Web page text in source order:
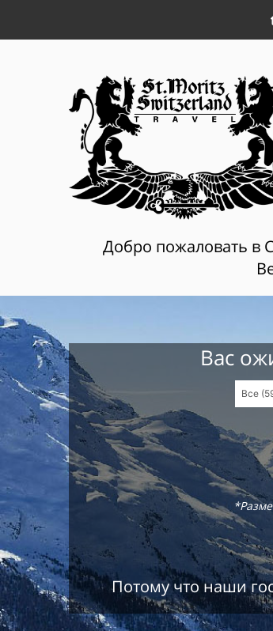
Добро пожаловать в
Вас
Потому что наши